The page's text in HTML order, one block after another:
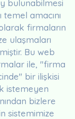
bulunabilmesi
temel amacını
firmaların
ulaşmaları
Bu web
ile, "firma
bir ilişkisi
istemeyen
bizlere
sistemimize